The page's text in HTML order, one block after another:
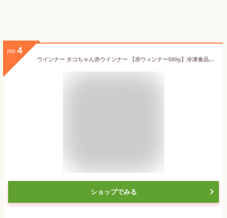
no. 4
ウインナー タコちゃん赤ウインナー 【赤ウィンナー500g】冷凍食品 お弁当 弁当 食品 食材 おかず 惣菜 業務用 家庭用 ご飯のお供 食べ物
ショップでみる